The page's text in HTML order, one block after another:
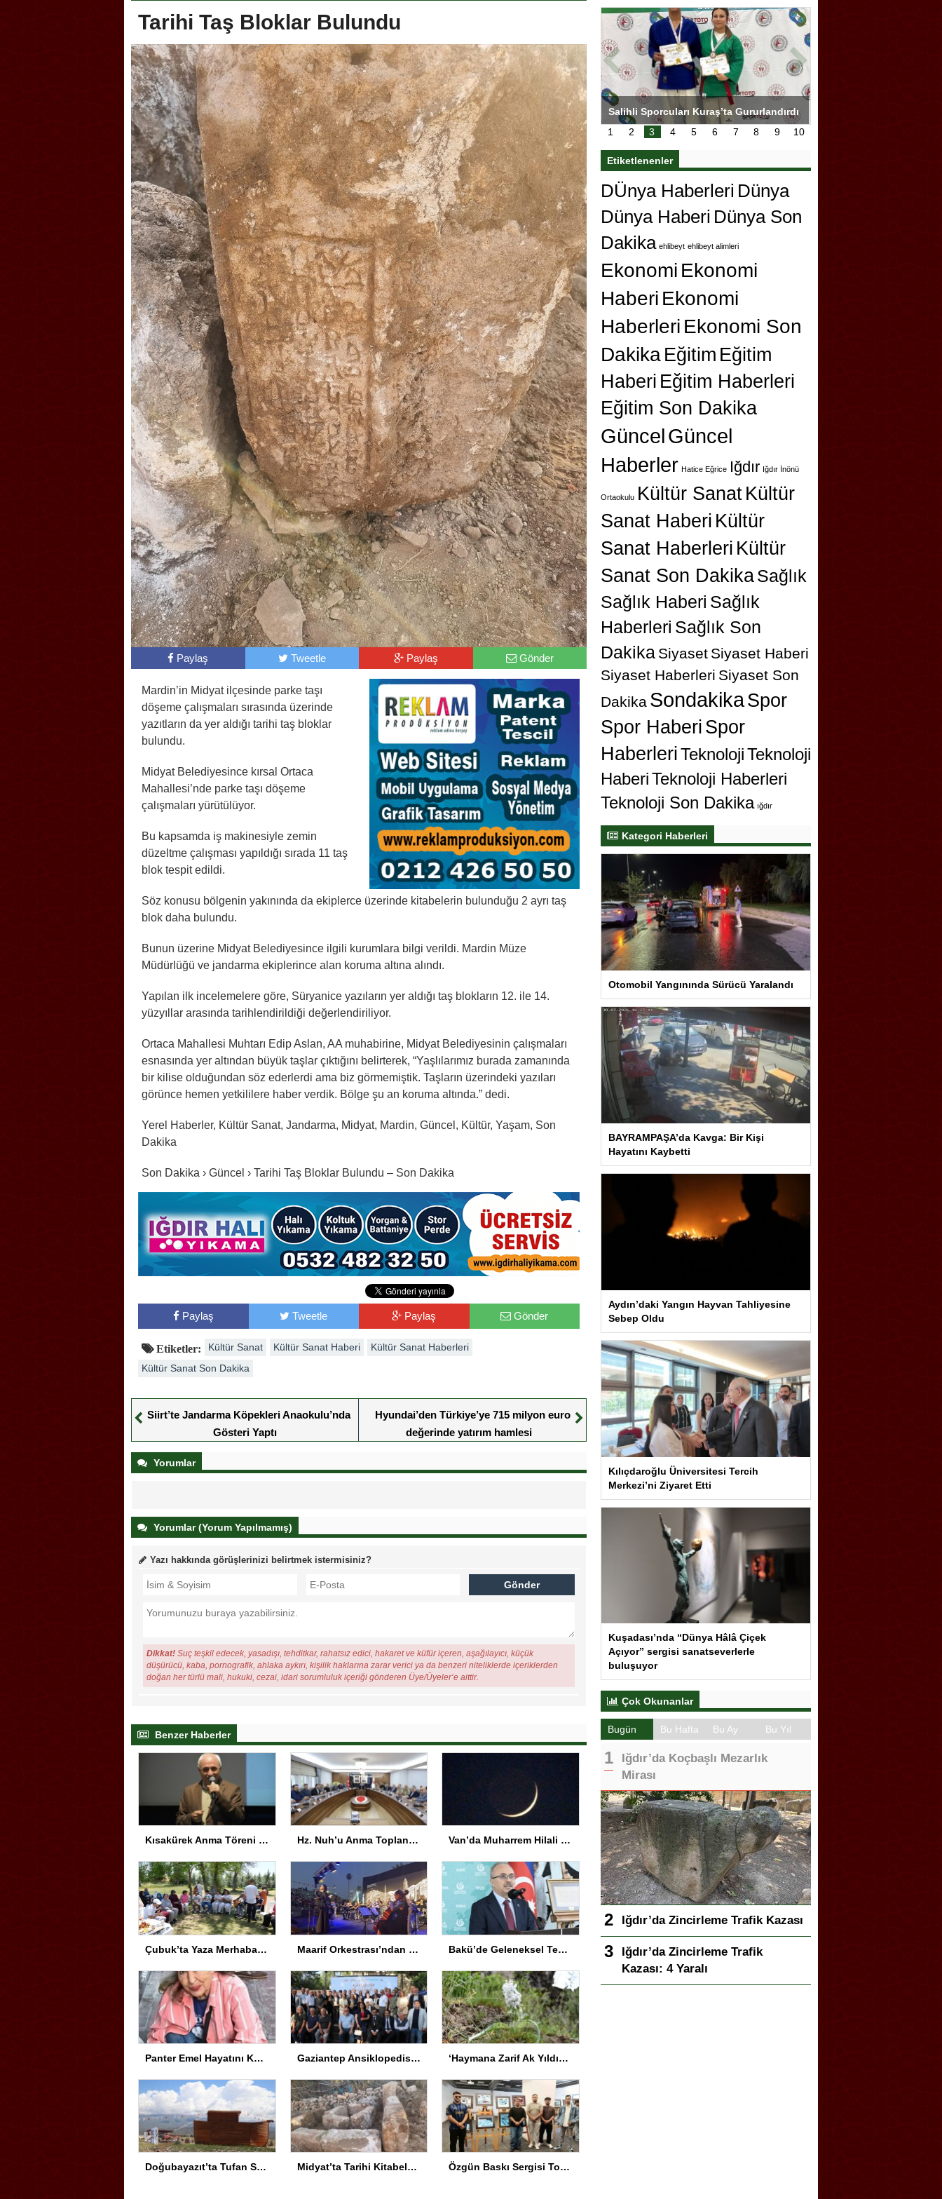
Tarihi Taş Bloklar Bulundu
Paylaş Tweetle Paylaş Gönder
Mardin’in Midyat ilçesinde parke taşı
döşeme çalışmaları sırasında üzerinde
yazıtların da yer aldığı tarihi taş bloklar
bulundu.
Midyat Belediyesince kırsal Ortaca
Mahallesi’nde parke taşı döşeme
çalışmaları yürütülüyor.
Bu kapsamda iş makinesiyle zemin
düzeltme çalışması yapıldığı sırada 11 taş
blok tespit edildi.
Söz konusu bölgenin yakınında da ekiplerce üzerinde kitabelerin bulunduğu 2 ayrı taş
blok daha bulundu.
Bunun üzerine Midyat Belediyesince ilgili kurumlara bilgi verildi. Mardin Müze
Müdürlüğü ve jandarma ekiplerince alan koruma altına alındı.
Yapılan ilk incelemelere göre, Süryanice yazıların yer aldığı taş blokların 12. ile 14.
yüzyıllar arasında tarihlendirildiği değerlendiriliyor.
Ortaca Mahallesi Muhtarı Edip Aslan, AA muhabirine, Midyat Belediyesinin çalışmaları
esnasında yer altından büyük taşlar çıktığını belirterek, “Yaşlılarımız burada zamanında
bir kilise olduğundan söz ederlerdi ama biz görmemiştik. Taşların üzerindeki yazıları
görünce hemen yetkililere haber verdik. Bölge şu an koruma altında.” dedi.
Yerel Haberler, Kültür Sanat, Jandarma, Midyat, Mardin, Güncel, Kültür, Yaşam, Son
Dakika
Son Dakika › Güncel › Tarihi Taş Bloklar Bulundu – Son Dakika
Paylaş Tweetle Paylaş Gönder
Etiketler: Kültür Sanat Kültür Sanat Haberi
Kültür Sanat Haberleri
Kültür Sanat Son Dakika
Siirt’te Jandarma Köpekleri Anaokulu’nda
Gösteri Yaptı
Hyundai’den Türkiye’ye 715 milyon euro
değerinde yatırım hamlesi
Yorumlar
Yorumlar (Yorum Yapılmamış)
Yazı hakkında görüşlerinizi belirtmek istermisiniz?
Dikkat! Suç teşkil edecek, yasadışı, tehditkar, rahatsız edici, hakaret ve küfür içeren, aşağılayıcı, küçük
düşürücü, kaba, pornografik, ahlaka aykırı, kişilik haklarına zarar verici ya da benzeri niteliklerde içeriklerden
doğan her türlü mali, hukuki, cezai, idari sorumluluk içeriği gönderen Üye/Üyeler’e aittir.
Benzer Haberler
Kısakürek Anma Töreni Trabzon’da Yapıldı Hz. Nuh’u Anma Toplantısı Şırnak’ta Van’da Muharrem Hilali ve Gezegenler Gökyüzünde Buluştu
Çubuk’ta Yaza Merhaba Etkinliği Maarif Orkestrası’ndan Keyifli Konser Bakü’de Geleneksel Tezhip ve Minyatür Sergisi Açıldı
Panter Emel Hayatını Kaybetti Gaziantep Ansiklopedisi Tanıtıldı ‘Haymana Zarif Ak Yıldızı’ için Tür Koruma Eylem Planı hayata geçirildi
Doğubayazıt’ta Tufan Sempozyumu Midyat’ta Tarihi Kitabeler Bulundu Özgün Baskı Sergisi Toplumsal Konuları Sanatla Birleştirdi
Geleneksel Türk Okçuluğu
ev sahipliği yapıyor
Askerlik şakası Dünya Kupası’nı
karıştırdı! Güney Kore’den sert karar
Antrenörlüğe ”Hayır” diyen Mertens,
Galatasaray’dan bakın ne istedi
Salihli Sporcuları Kuraş’ta Gururlandırdı
1 2 3 4 5 6 7 8 9 10
Etiketlenenler
DÜnya Haberleri Dünya
Dünya Haberi Dünya Son
Dakika ehlibeyt ehlibeyt alimleri
Ekonomi Ekonomi
Haberi Ekonomi
Haberleri Ekonomi Son
Dakika Eğitim Eğitim
Haberi Eğitim Haberleri
Eğitim Son Dakika
GüncelGüncel
Haberler Hatice Eğrice Iğdır Iğdır İnönü
Ortaokulu Kültür SanatKültür
Sanat Haberi Kültür
Sanat Haberleri Kültür
Sanat Son DakikaSağlık
Sağlık Haberi Sağlık
Haberleri Sağlık Son
Dakika Siyaset Siyaset Haberi
Siyaset Haberleri Siyaset Son
Dakika SondakikaSpor
Spor Haberi Spor
HaberleriTeknolojiTeknoloji
HaberiTeknoloji Haberleri
Teknoloji Son Dakika ığdır
Kategori Haberleri
Otomobil Yangınında Sürücü Yaralandı
BAYRAMPAŞA’da Kavga: Bir Kişi
Hayatını Kaybetti
Aydın’daki Yangın Hayvan Tahliyesine
Sebep Oldu
Kılıçdaroğlu Üniversitesi Tercih
Merkezi’ni Ziyaret Etti
Kuşadası’nda “Dünya Hâlâ Çiçek
Açıyor” sergisi sanatseverlerle
buluşuyor
Çok Okunanlar
Bugün Bu Hafta Bu Ay Bu Yıl
Iğdır’da Koçbaşlı Mezarlık
Mirası
Iğdır’da Zincirleme Trafik Kazası
Iğdır’da Zincirleme Trafik
Kazası: 4 Yaralı